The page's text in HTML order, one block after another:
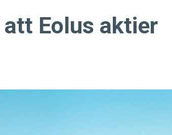
Eolus aktier